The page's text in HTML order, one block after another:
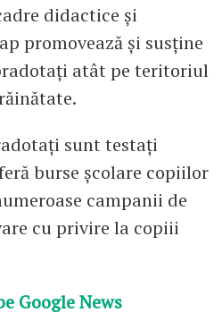
didactice și
promovează și susține
atât pe teritoriul
sunt testați
burse școlare copiilor
campanii de
cu privire la copiii
Google News